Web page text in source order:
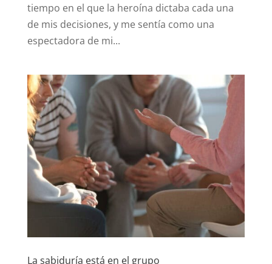
tiempo en el que la heroína dictaba cada una
de mis decisiones, y me sentía como una
espectadora de mi...
La sabiduría está en el grupo